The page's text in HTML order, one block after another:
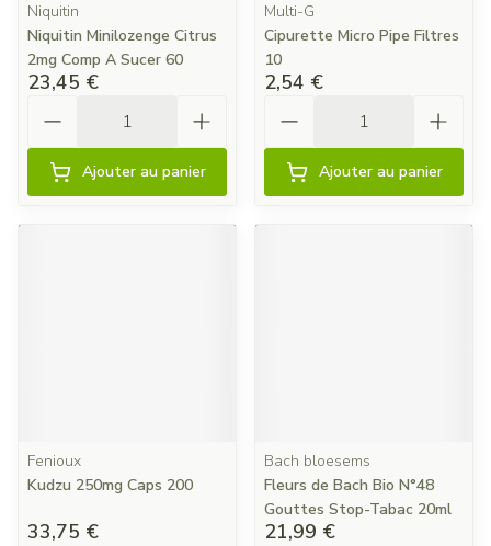
Niquitin
Niquitin Minilozenge Citrus
2mg Comp A Sucer 60
23,45 €
Ajouter au panier
Multi-G
Cipurette Micro Pipe Filtres
10
2,54 €
Ajouter au panier
Fenioux
Kudzu 250mg Caps 200
33,75 €
Bach bloesems
Fleurs de Bach Bio N°48
Gouttes Stop-Tabac 20ml
21,99 €